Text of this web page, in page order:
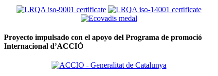
Proyecto impulsado con el apoyo del Programa de promoció
Internacional d’ACCIÓ